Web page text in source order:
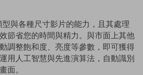
與各種尺寸影片的能力，且其處理
節省您的時間與精力。與市面上其他
調整飽和度、亮度等參數，即可獲得
用人工智慧與先進演算法，自動識別
面。